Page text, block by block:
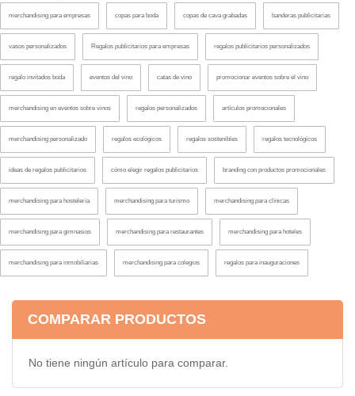
merchandising para empresas copas para boda copas de cava grabadas banderas publicitarias
vasos personalizados Regalos publicitarios para empresas regalos publicitarios personalizados
regalo invitados boda eventos del vino catas de vino promocionar eventos sobre el vino
merchandising en eventos sobre vinos regalos personalizados artículos promocionales
merchandising personalizado regalos ecológicos regalos sostenibles regalos tecnológicos
ideas de regalos publicitarios cómo elegir regalos publicitarios branding con productos promocionales
merchandising para hostelería merchandising para turismo merchandising para clínicas
merchandising para gimnasios merchandising para restaurantes merchandising para hoteles
merchandising para inmobiliarias merchandising para colegios regalos para inauguraciones
COMPARAR PRODUCTOS
No tiene ningún artículo para comparar.